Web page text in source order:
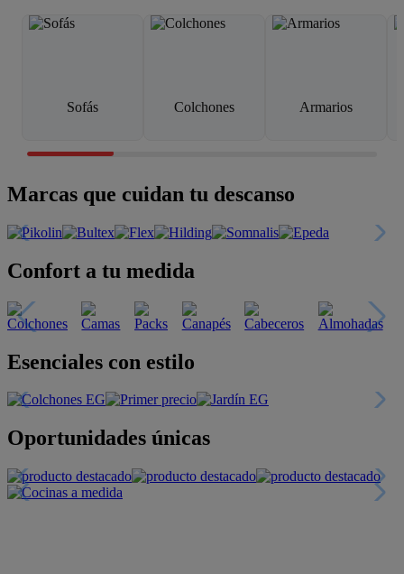
Sofás Colchones Armarios
Marcas que cuidan tu descanso
Confort a tu medida
Esenciales con estilo
Oportunidades únicas